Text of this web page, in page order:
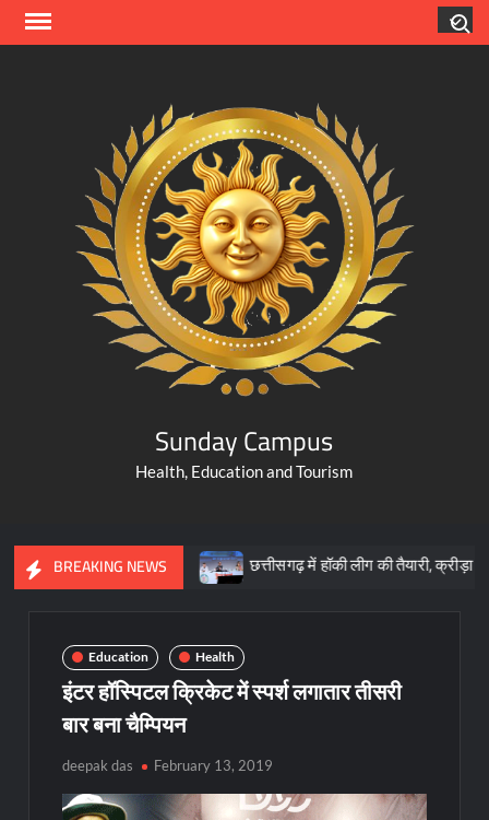
Skip
Sunday Campus
Health, Education and Tourism
BREAKING NEWS
: साय छत्तीसगढ़ में हॉकी लीग की तैयारी, क्रीड़ा प्रोत्साहन
Education Health
इंटर हॉस्पिटल क्रिकेट में स्पर्श लगातार तीसरी
बार बना चैम्पियन
deepak das February 13, 2019